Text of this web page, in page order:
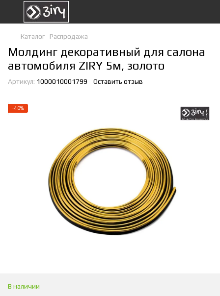
Каталог Распродажа
Молдинг декоративный для салона
автомобиля ZIRY 5м, золото
Артикул: 1000010001799 Оставить отзыв
−40%
В наличии